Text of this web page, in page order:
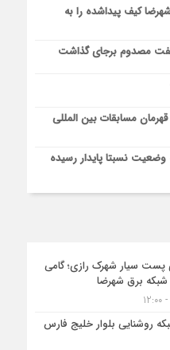
کیف پیداشده را به
مصدوم برجای گذاشت
مسابقات بین المللی
نسبتا پایدار رسیده
پست سیار شهرک رازی؛ گامی
شبکه برق شهرضا
روشنایی بلوار خلیج فارس